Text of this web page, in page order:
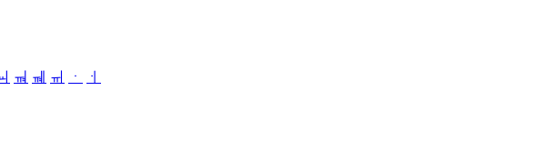
ㆊ ㆋ ㆌ ㆍ
ㆎ